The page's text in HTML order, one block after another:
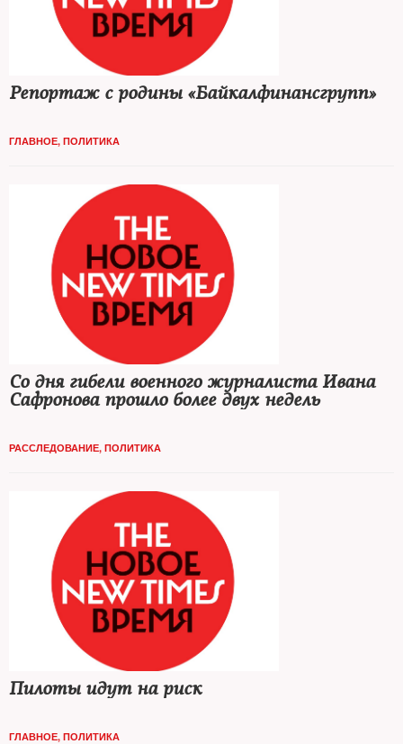
Репортаж с родины «Байкалфинансгрупп»
ГЛАВНОЕ, ПОЛИТИКА
Со дня гибели военного журналиста Ивана
Сафронова прошло более двух недель
РАССЛЕДОВАНИЕ, ПОЛИТИКА
Пилоты идут на риск
ГЛАВНОЕ, ПОЛИТИКА